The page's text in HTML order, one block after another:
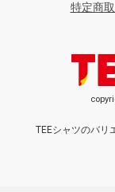
特定商
TEEシャツのバリ